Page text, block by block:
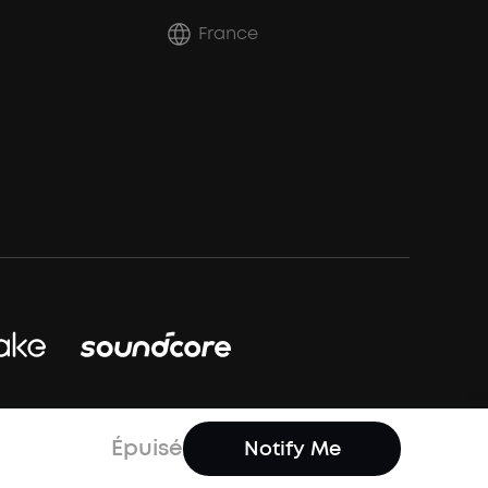
Épuisé Notify Me
France
Your Privacy Choices
Cookie Notice